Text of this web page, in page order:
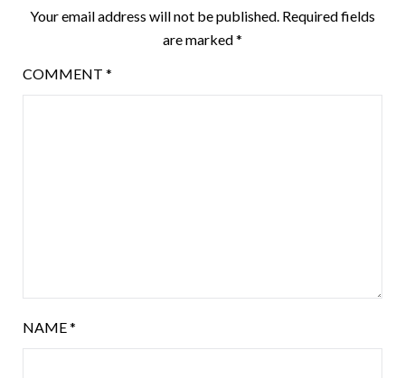
Your email address will not be published. Required fields
are marked*
COMMENT *
NAME*